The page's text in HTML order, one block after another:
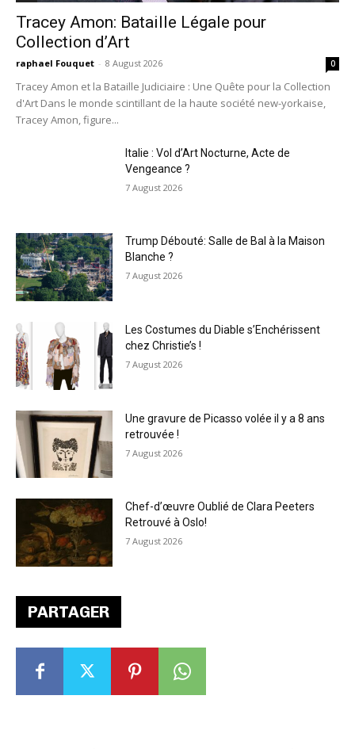
PARTAGER
Tracey Amon: Bataille Légale pour
Collection d’Art
raphael Fouquet - 8 August 2026 0
Tracey Amon et la Bataille Judiciaire : Une Quête pour la Collection
d'Art Dans le monde scintillant de la haute société new-yorkaise,
Tracey Amon, figure...
Italie : Vol d’Art Nocturne, Acte de
Vengeance ?
7 August 2026
Trump Débouté: Salle de Bal à la Maison
Blanche ?
7 August 2026
Les Costumes du Diable s’Enchérissent
chez Christie’s !
7 August 2026
Une gravure de Picasso volée il y a 8 ans
retrouvée !
7 August 2026
Chef-d’œuvre Oublié de Clara Peeters
Retrouvé à Oslo!
7 August 2026